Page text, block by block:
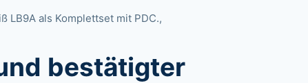
LB9A als Komplettset mit PDC.,
bestätigter